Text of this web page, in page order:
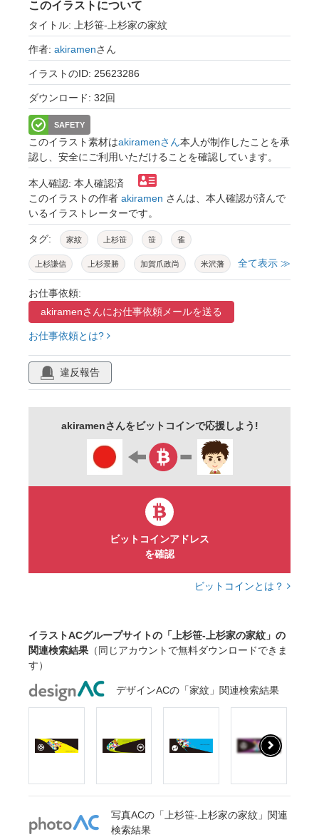
このイラストについて
タイトル: 上杉笹-上杉家の家紋
作者: akiramenさん
イラストのID: 25623286
ダウンロード: 32回
SAFETY
このイラスト素材はakiramenさん本人が制作したことを承
認し、安全にご利用いただけることを確認しています。
本人確認: 本人確認済
このイラストの作者 akiramen さんは、本人確認が済んで
いるイラストレーターです。
タグ: 家紋 上杉笹 笹 雀
上杉謙信 上杉景勝 加賀爪政尚 米沢藩
春日山神社
模様 戦国 シンボル 紋章 武将
マーク サイン
日本史 社会
シルエット 歴史
全て表示 ≫
お仕事依頼:
akiramenさんにお仕事依頼メールを送る
お仕事依頼とは?
違反報告
akiramenさんをビットコインで応援しよう!
ビットコインアドレス
を確認
ビットコインとは？
イラストACグループサイトの「上杉笹-上杉家の家紋」の
関連検索結果 （同じアカウントで無料ダウンロードできま
す）
デザインACの「家紋」関連検索結果
写真ACの「上杉笹-上杉家の家紋」関連
検索結果